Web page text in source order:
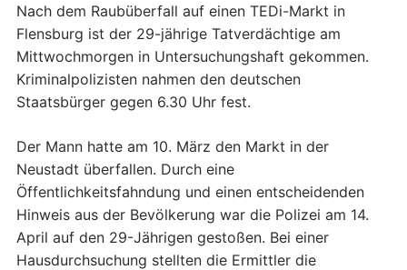
Nach dem Raubüberfall auf einen TEDi-Markt in
Flensburg ist der 29-jährige Tatverdächtige am
Mittwochmorgen in Untersuchungshaft gekommen.
Kriminalpolizisten nahmen den deutschen
Staatsbürger gegen 6.30 Uhr fest.
Der Mann hatte am 10. März den Markt in der
Neustadt überfallen. Durch eine
Öffentlichkeitsfahndung und einen entscheidenden
Hinweis aus der Bevölkerung war die Polizei am 14.
April auf den 29-Jährigen gestoßen. Bei einer
Hausdurchsuchung stellten die Ermittler die